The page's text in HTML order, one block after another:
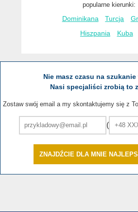
popularne kierunki:
Dominikana
Turcja
Hiszpania Kuba
Nie masz czasu na
Nasi specjaliści zrobią to
Zostaw swój email a my skontaktujemy się z
(
ZNAJDŹCIE DLA MNIE